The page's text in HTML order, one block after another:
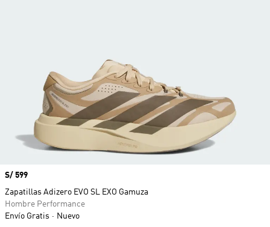
Precio
S/ 599
Zapatillas Adizero EVO SL EXO Gamuza
Hombre Performance
Envío Gratis
Nuevo